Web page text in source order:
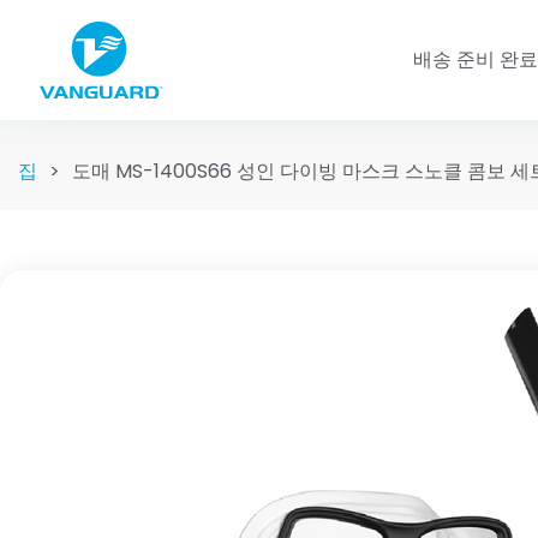
배송 준비 완료
집 > 도매 MS-1400S66 성인 다이빙 마스크 스노클 콤보 세